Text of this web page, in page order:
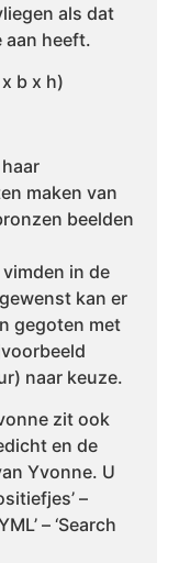
als dat
aan heeft.
b x h)
maken van
beelden
in de
kan er
gegoten met
naar keuze.
zit ook
en de
Yvonne. U
–
– ‘Search